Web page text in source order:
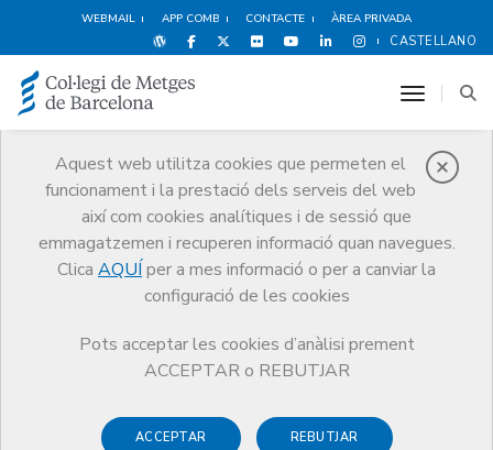
WEBMAIL APP COMB CONTACTE ÀREA PRIVADA
CASTELLANO
Aquest web utilitza cookies que permeten el
funcionament i la prestació dels serveis del web
així com cookies analítiques i de sessió que
emmagatzemen i recuperen informació quan navegues.
Clica AQUÍ per a mes informació o per a canviar la
configuració de les cookies
Pots acceptar les cookies d’anàlisi prement
ACCEPTAR o REBUTJAR
ACCEPTAR REBUTJAR
toggle
Premis
Premis Guardonat Edició 2014
Guardonat Edició 2014